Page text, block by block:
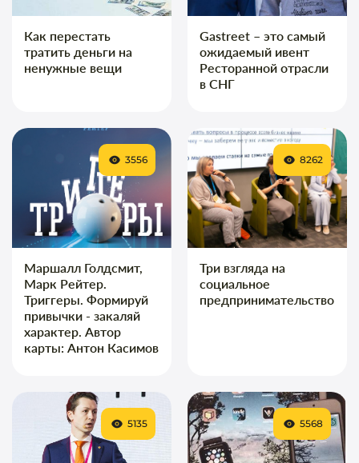
Как перестать
тратить деньги на
ненужные вещи
Gastreet – это самый
ожидаемый ивент
Ресторанной отрасли
в СНГ
Маршалл Голдсмит,
Марк Рейтер.
Триггеры. Формируй
привычки - закаляй
характер. Автор
карты: Антон Касимов
3556
Три взгляда на
социальное
предпринимательство
8262
5135 5568